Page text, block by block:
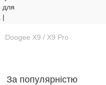
Doogee X9 / X9 Pro
За популярністю